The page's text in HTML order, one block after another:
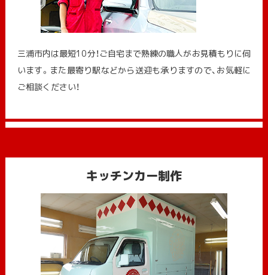
三浦市内は最短10分！ご自宅まで熟練の職人がお見積もりに伺
います。また最寄り駅などから送迎も承りますので、お気軽に
ご相談ください！
キッチンカー制作